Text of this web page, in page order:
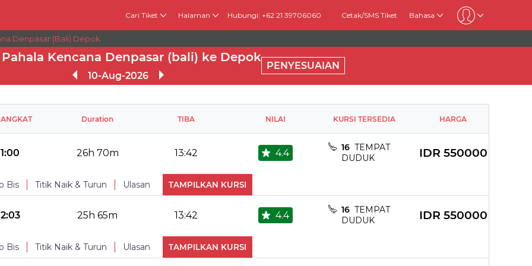
Cari Tiket Halaman Hubungi: +62 21 39706060 Cetak/SMS Tiket Bahasa
Denpasar (bali) Depok
Kencana Denpasar (bali) ke Depok
10-Aug-2026
PENYESUAIAN
Duration TIBA NILAI KURSI TERSEDIA HARGA
26h 70m 13:42 4.4 16 TEMPAT
DUDUK
IDR 550000
Bis Titik Naik & Turun Ulasan TAMPILKAN KURSI
No Reviews Available
25h 65m 13:42 4.4 16 TEMPAT
DUDUK
IDR 550000
Bis Titik Naik & Turun Ulasan TAMPILKAN KURSI